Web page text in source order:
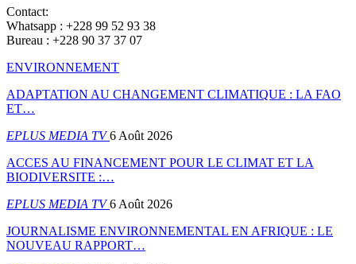
Contact:
Whatsapp : +228 99 52 93 38
Bureau : +228 90 37 37 07
ENVIRONNEMENT
ADAPTATION AU CHANGEMENT CLIMATIQUE : LA FAO
ET…
EPLUS MEDIA TV6 Août 2026
ACCES AU FINANCEMENT POUR LE CLIMAT ET LA
BIODIVERSITE :…
EPLUS MEDIA TV6 Août 2026
JOURNALISME ENVIRONNEMENTAL EN AFRIQUE : LE
NOUVEAU RAPPORT…